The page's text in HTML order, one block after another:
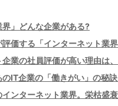
界」どんな企業がある?
価する「インターネット業
業の社員評価が高い理由は
IT企業の「働きがい」の秘
ンターネット業界。栄枯盛